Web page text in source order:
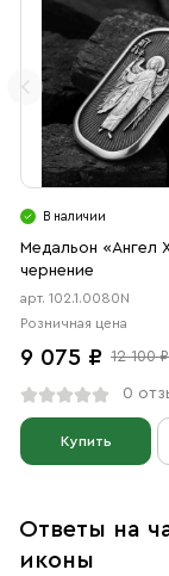
В наличии
Медальон «Ангел
чернение
арт. 102.1.0080N
Розничная цена
9 075 ₽ 12 100 ₽
0
Купить
Ответы на
иконы